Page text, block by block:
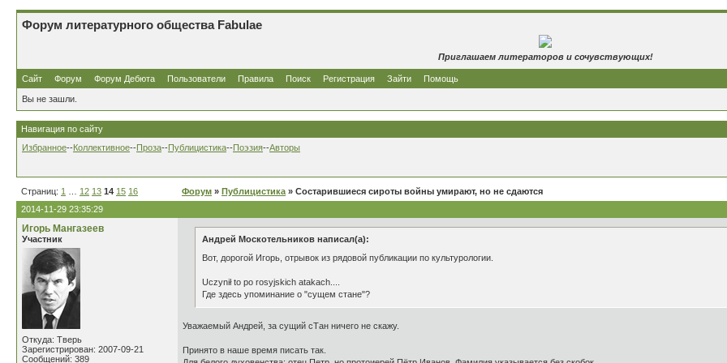
Форум литературного общества Fabulae
Приглашаем литераторов и сочувствующих!
Сайт Форум Форум Дебюта Пользователи Правила Поиск Регистрация Зайти Помощь
Вы не зашли.
Навигация по сайту
Избранное--Коллективное--Проза--Публицистика--Поэзия--Авторы
Страниц: 1 12 13 14 15 16 Форум » Публицистика » Состарившиеся сироты войны умирают, но не сдаются
2014-11-29 23:35:29
Игорь Мангазеев
Участник
Откуда: Тверь
Зарегистрирован: 2007-09-21
Сообщений: 389
Андрей Москотельников написал(а):
Вот, дорогой Игорь, отрывок из рядовой публикации по культурологии.
Uczynił to po rosyjskich atakach....
Где здесь упоминание о "сущем стане"?
Уважаемый Андрей, за сущий сТан ничего не скажу.
Принято в наше время писать так.